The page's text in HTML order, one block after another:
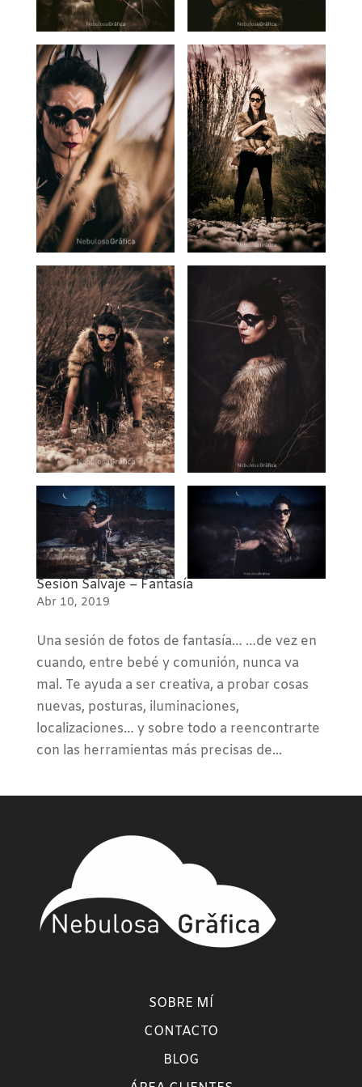
Sesión Salvaje – Fantasía
Abr 10, 2019
Una sesión de fotos de fantasía… …de vez en
cuando, entre bebé y comunión, nunca va
mal. Te ayuda a ser creativa, a probar cosas
nuevas, posturas, iluminaciones,
localizaciones… y sobre todo a reencontrarte
con las herramientas más precisas de...
SOBRE MÍ
CONTACTO
BLOG